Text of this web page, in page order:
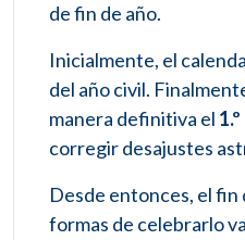
de fin de año.
Inicialmente, el
del año civil.
manera definitiva el
corregir desajustes
Desde entonces, el fin
formas de celebrarlo